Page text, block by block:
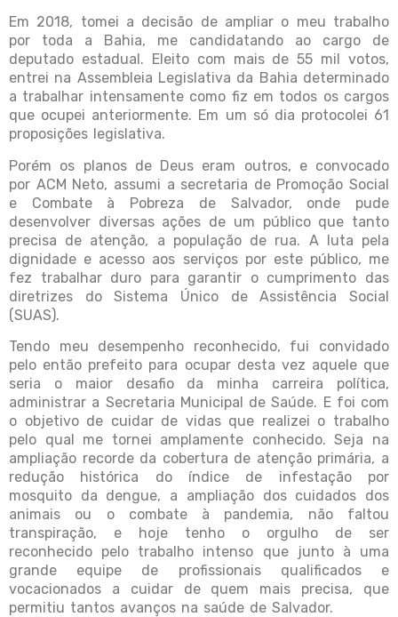
Em 2018, tomei a decisão de ampliar o meu trabalho
por toda a Bahia, me candidatando ao cargo de
deputado estadual. Eleito com mais de 55 mil votos,
entrei na Assembleia Legislativa da Bahia determinado
a trabalhar intensamente como fiz em todos os cargos
que ocupei anteriormente. Em um só dia protocolei 61
proposições legislativa.
Porém os planos de Deus eram outros, e convocado
por ACM Neto, assumi a secretaria de Promoção Social
e Combate à Pobreza de Salvador, onde pude
desenvolver diversas ações de um público que tanto
precisa de atenção, a população de rua. A luta pela
dignidade e acesso aos serviços por este público, me
fez trabalhar duro para garantir o cumprimento das
diretrizes do Sistema Único de Assistência Social
(SUAS).
Tendo meu desempenho reconhecido, fui convidado
pelo então prefeito para ocupar desta vez aquele que
seria o maior desafio da minha carreira política,
administrar a Secretaria Municipal de Saúde. E foi com
o objetivo de cuidar de vidas que realizei o trabalho
pelo qual me tornei amplamente conhecido. Seja na
ampliação recorde da cobertura de atenção primária, a
redução histórica do índice de infestação por
mosquito da dengue, a ampliação dos cuidados dos
animais ou o combate à pandemia, não faltou
transpiração, e hoje tenho o orgulho de ser
reconhecido pelo trabalho intenso que junto à uma
grande equipe de profissionais qualificados e
vocacionados a cuidar de quem mais precisa, que
permitiu tantos avanços na saúde de Salvador.